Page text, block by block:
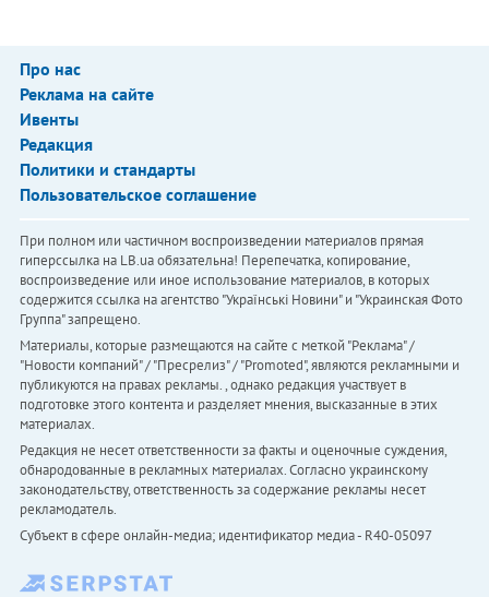
Про нас
Реклама на сайте
Ивенты
Редакция
Политики и стандарты
Пользовательское соглашение
При полном или частичном воспроизведении материалов прямая
гиперссылка на LB.ua обязательна! Перепечатка, копирование,
воспроизведение или иное использование материалов, в которых
содержится ссылка на агентство "Українськi Новини" и "Украинская Фото
Группа" запрещено.
Материалы, которые размещаются на сайте с меткой "Реклама" /
"Новости компаний" / "Пресрелиз" / "Promoted", являются рекламными и
публикуются на правах рекламы. , однако редакция участвует в
подготовке этого контента и разделяет мнения, высказанные в этих
материалах.
Редакция не несет ответственности за факты и оценочные суждения,
обнародованные в рекламных материалах. Согласно украинскому
законодательству, ответственность за содержание рекламы несет
рекламодатель.
Субъект в сфере онлайн-медиа; идентификатор медиа - R40-05097